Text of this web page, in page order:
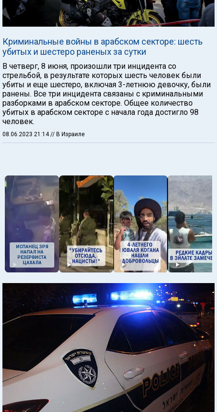
Криминальные войны в арабском секторе: шесть
убитых и шестеро раненых за сутки
В четверг, 8 июня, произошли три инцидента со
стрельбой, в результате которых шесть человек были
убиты и еще шестеро, включая 3-летнюю девочку, были
ранены. Все три инцидента связаны с криминальными
разборками в арабском секторе. Общее количество
убитых в арабском секторе с начала года достигло 98
человек.
08.06.2023 21:14 // В Израиле
ИСПАНЕЦ ЗРЯ
НАПАЛ НА
РЕЗЕРВИСТА
ЦАХАЛА